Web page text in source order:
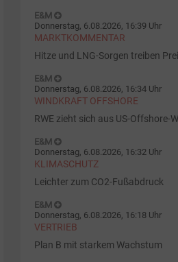
E&M
Donnerstag, 6.08.2026, 16:39 Uhr
MARKTKOMMENTAR
Hitze und LNG-Sorgen treiben
E&M
Donnerstag, 6.08.2026, 16:34 Uhr
WINDKRAFT OFFSHORE
RWE zieht sich aus US-Offshore-
E&M
Donnerstag, 6.08.2026, 16:32 Uhr
KLIMASCHUTZ
Leichter zum CO2-Fußabdruck
E&M
Donnerstag, 6.08.2026, 16:18 Uhr
VERTRIEB
Plan B mit starkem Wachstum